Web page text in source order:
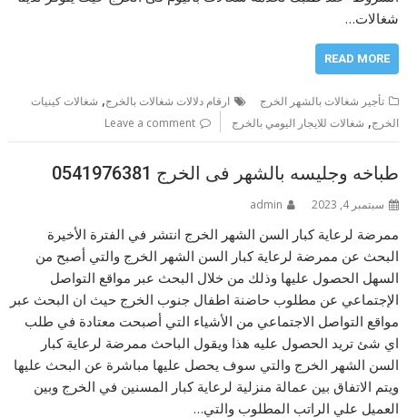
شغالات…
READ MORE
تأجير شغالات بالشهر الخرج ارقام دلالات شغالات بالخرج, شغالات كينيات
الخرج, شغالات للايجار اليومي بالخرج Leave a comment
طباخه وجليسه بالشهر فى الخرج 0541976381
سبتمبر 4, 2023 admin
ممرضة لرعاية كبار السن الشهر الخرج انتشر في الفترة الأخيرة
البحث عن ممرضة لرعاية كبار السن الشهر الخرج والتي أصبح من
السهل الحصول عليها وذلك من خلال البحث عبر مواقع التواصل
الإجتماعي عن مطلوب حاضنة اطفال جنوب الخرج حيث ان البحث عبر
مواقع التواصل الاجتماعي من الأشياء التي أصبحت معتادة في طلب
اي شئ تريد الحصول عليه هذا ويقول الباحث ممرضة لرعاية كبار
السن الشهر الخرج والتي سوف يحصل عليها مباشرة عن البحث عليها
ويتم الاتفاق بين عمالة منزلية لرعاية كبار المسنين في الخرج وبين
العميل علي الراتب المطلوب والتي…